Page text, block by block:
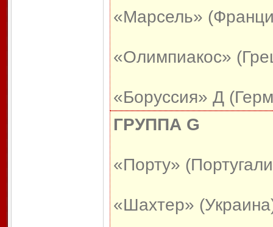
«Марсель»
«Олимпиакос»
«Боруссия» Д
ГРУППА G
«Порту»
«Шахтер»